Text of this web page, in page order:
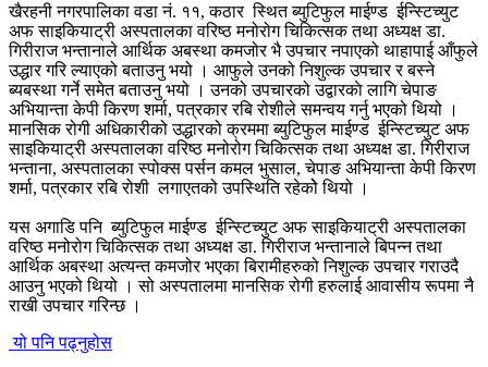
खैरहनी नगरपालिका वडा नं. ११, कठार स्थित ब्युटिफुल माईण्ड ईन्स्टिच्युट
अफ साइकियाट्री अस्पतालका वरिष्ठ मनोरोग चिकित्सक तथा अध्यक्ष डा.
गिरीराज भन्तानाले आर्थिक अबस्था कमजोर भै उपचार नपाएको थाहापाई आँफुले
उद्धार गरि ल्याएको बताउनु भयो । आफुले उनको निशुल्क उपचार र बस्ने
ब्यबस्था गर्ने समेत बताउनु भयो । उनको उपचारको उद्वारकाे लागि चेपाङ
अभियान्ता केपी किरण शर्मा, पत्रकार रबि रोशीले समन्वय गर्नु भएको थियो ।
मानसिक रोगी अधिकारीको उद्धारको क्रममा ब्युटिफुल माईण्ड ईन्स्टिच्युट अफ
साइकियाट्री अस्पतालका वरिष्ठ मनोरोग चिकित्सक तथा अध्यक्ष डा. गिरीराज
भन्ताना, अस्पतालका स्पोक्स पर्सन कमल भुसाल, चेपाङ अभियान्ता केपी किरण
शर्मा, पत्रकार रबि रोशीलगाएतको उपस्थिति रहेकोे थियो ।
यस अगाडि पनि ब्युटिफुल माईण्ड ईन्स्टिच्युट अफ साइकियाट्री अस्पतालका
वरिष्ठ मनोरोग चिकित्सक तथा अध्यक्ष डा. गिरीराज भन्तानाले बिपन्न तथा
आर्थिक अबस्था अत्यन्त कमजोर भएका बिरामीहरुको निशुल्क उपचार गराउदै
आउनु भएको थियो । सो अस्पतालमा मानसिक रोगी हरुलाई आवासीय रूपमा नै
राखी उपचार गरिन्छ ।
यो पनि पढ्नुहोस